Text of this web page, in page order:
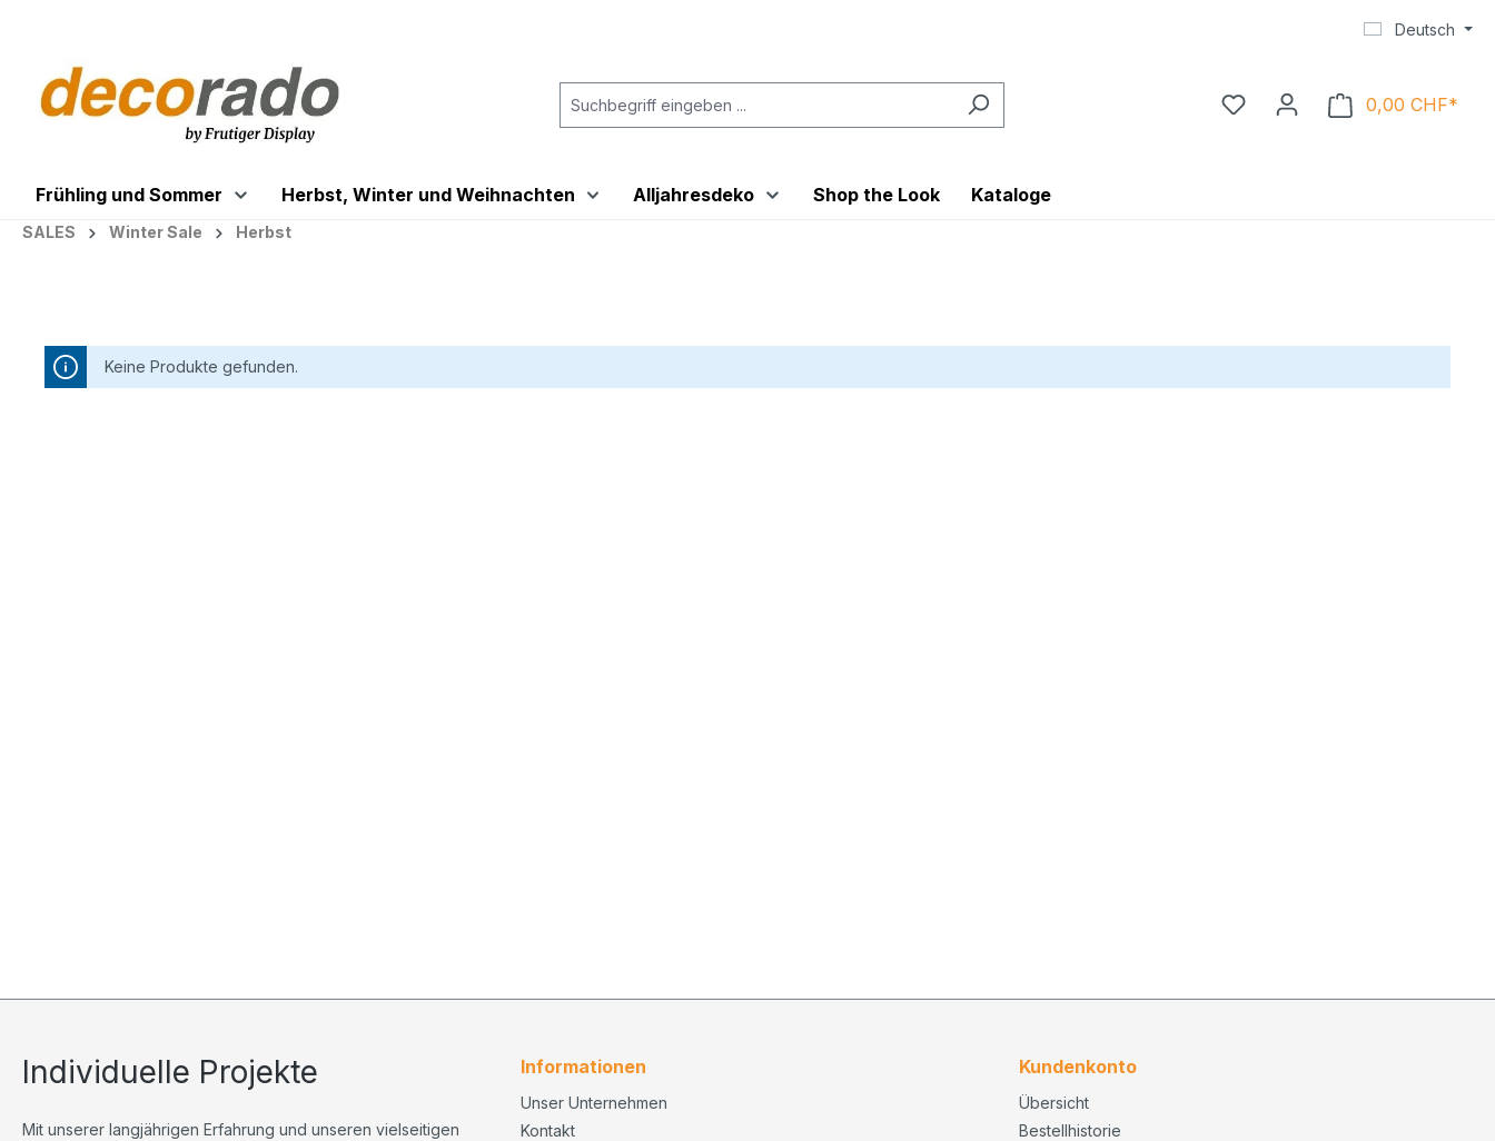
Deutsch
0,00 CHF*
Frühling und Sommer Herbst, Winter und Weihnachten Alljahresdeko Shop the Look Kataloge
SALES Winter Sale Herbst
Keine Produkte gefunden.
Individuelle Projekte
Mit unserer langjährigen Erfahrung und unseren vielseitigen
Informationen
Unser Unternehmen
Kontakt
Kundenkonto
Übersicht
Bestellhistorie